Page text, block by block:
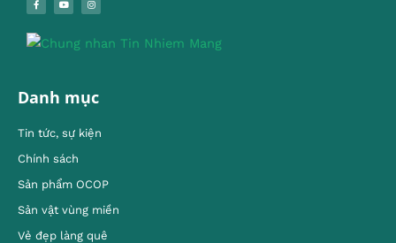
Danh mục
Tin tức, sự kiện
Chính sách
Sản phẩm OCOP
Sản vật vùng miền
Vẻ đẹp làng quê